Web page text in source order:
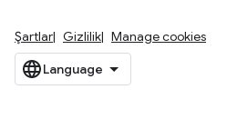
Şartlar Gizlilik Manage cookies